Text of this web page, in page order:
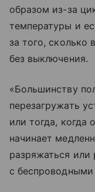
образом из-за
температуры и
за того, сколько
без выключения.
«Большинству
перезагружать
или тогда, когда
начинает
разряжаться или
с